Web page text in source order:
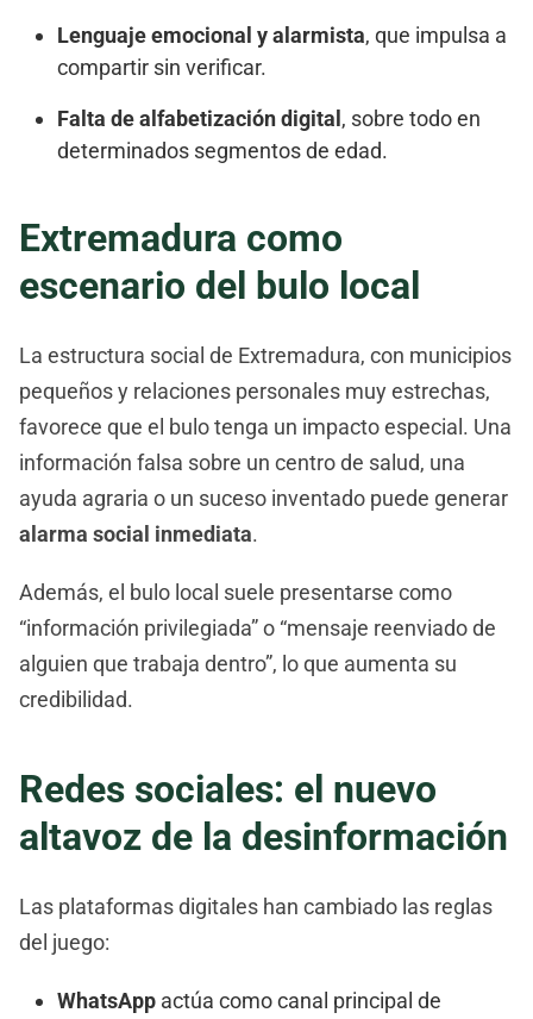
Lenguaje emocional y alarmista, que impulsa a
compartir sin verificar.
Falta de alfabetización digital , sobre todo en
determinados segmentos de edad.
Extremadura como
escenario del bulo local
La estructura social de Extremadura, con municipios
pequeños y relaciones personales muy estrechas,
favorece que el bulo tenga un impacto especial. Una
información falsa sobre un centro de salud, una
ayuda agraria o un suceso inventado puede generar
alarma social inmediata.
Además, el bulo local suele presentarse como
“información privilegiada” o “mensaje reenviado de
alguien que trabaja dentro”, lo que aumenta su
credibilidad.
Redes sociales: el nuevo
altavoz de la desinformación
Las plataformas digitales han cambiado las reglas
del juego:
WhatsApp actúa como canal principal de